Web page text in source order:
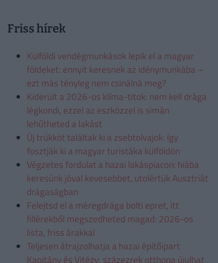
Friss hírek
Külföldi vendégmunkások lepik el a magyar
földeket: ennyit keresnek az idénymunkába –
ezt más tényleg nem csinálná meg?
Kiderült a 2026-os klíma-titok: nem kell drága
légkondi, ezzel az eszközzel is simán
lehűtheted a lakást
Új trükköt találtak ki a zsebtolvajok: így
fosztják ki a magyar turistáka külföldön
Végzetes fordulat a hazai lakáspiacon: hiába
keresünk jóval kevesebbet, utolértük Ausztriát
drágaságban
Felejtsd el a méregdrága bolti epret, itt
fillérekből megszedheted magad: 2026-os
lista, friss árakkal
Teljesen átrajzolhatja a hazai építőipart
Kapitány és Vitézy: százezrek otthona újulhat